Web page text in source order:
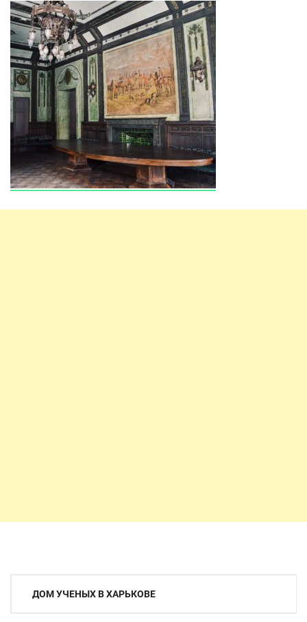
Навигация
ДОМ УЧЕНЫХ В ХАРЬКОВЕ